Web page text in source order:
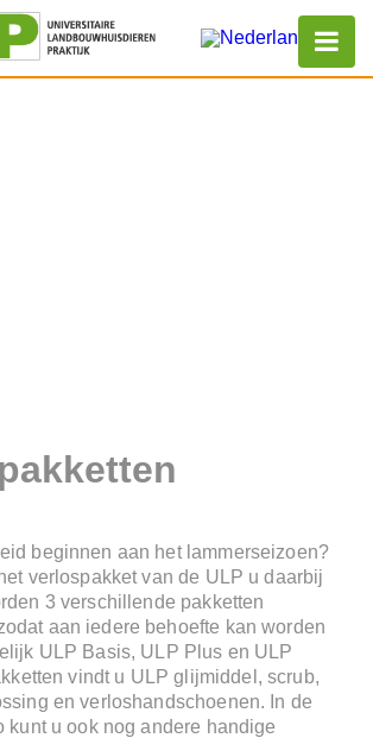
beginnen aan het lammerseizoen?
verlospakket van de ULP u daarbij
3 verschillende pakketten
aan iedere behoefte kan worden
ULP Basis, ULP Plus en ULP
vindt u ULP glijmiddel, scrub,
en verloshandschoenen. In de
kunt u ook nog andere handige